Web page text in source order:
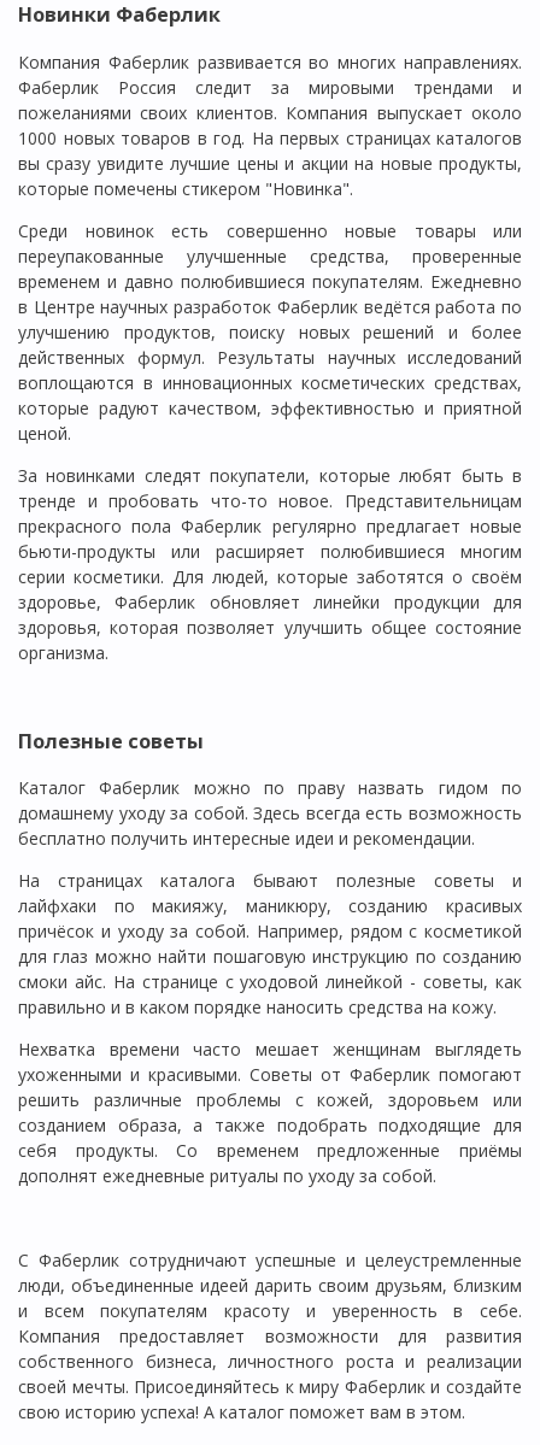
Новинки Фаберлик
Компания Фаберлик развивается во многих направлениях.
Фаберлик Россия следит за мировыми трендами и
пожеланиями своих клиентов. Компания выпускает около
1000 новых товаров в год. На первых страницах каталогов
вы сразу увидите лучшие цены и акции на новые продукты,
которые помечены стикером "Новинка".
Среди новинок есть совершенно новые товары или
переупакованные улучшенные средства, проверенные
временем и давно полюбившиеся покупателям. Ежедневно
в Центре научных разработок Фаберлик ведётся работа по
улучшению продуктов, поиску новых решений и более
действенных формул. Результаты научных исследований
воплощаются в инновационных косметических средствах,
которые радуют качеством, эффективностью и приятной
ценой.
За новинками следят покупатели, которые любят быть в
тренде и пробовать что-то новое. Представительницам
прекрасного пола Фаберлик регулярно предлагает новые
бьюти-продукты или расширяет полюбившиеся многим
серии косметики. Для людей, которые заботятся о своём
здоровье, Фаберлик обновляет линейки продукции для
здоровья, которая позволяет улучшить общее состояние
организма.
Полезные советы
Каталог Фаберлик можно по праву назвать гидом по
домашнему уходу за собой. Здесь всегда есть возможность
бесплатно получить интересные идеи и рекомендации.
На страницах каталога бывают полезные советы и
лайфхаки по макияжу, маникюру, созданию красивых
причёсок и уходу за собой. Например, рядом с косметикой
для глаз можно найти пошаговую инструкцию по созданию
смоки айс. На странице с уходовой линейкой - советы, как
правильно и в каком порядке наносить средства на кожу.
Нехватка времени часто мешает женщинам выглядеть
ухоженными и красивыми. Советы от Фаберлик помогают
решить различные проблемы с кожей, здоровьем или
созданием образа, а также подобрать подходящие для
себя продукты. Со временем предложенные приёмы
дополнят ежедневные ритуалы по уходу за собой.
С Фаберлик сотрудничают успешные и целеустремленные
люди, объединенные идеей дарить своим друзьям, близким
и всем покупателям красоту и уверенность в себе.
Компания предоставляет возможности для развития
собственного бизнеса, личностного роста и реализации
своей мечты. Присоединяйтесь к миру Фаберлик и создайте
свою историю успеха! А каталог поможет вам в этом.